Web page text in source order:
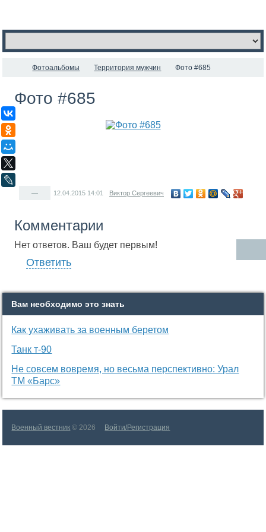
Фотоальбомы Территория мужчин Фото #685
Фото #685
— 12.04.2015 14:01 Виктор Сергеевич
Комментарии
Нет ответов. Ваш будет первым!
Ответить
Вам необходимо это знать
Как ухаживать за военным беретом
Танк т-90
Не совсем вовремя, но весьма перспективно: Урал
ТМ «Барс»
Военный вестник © 2026 Войти/Регистрация